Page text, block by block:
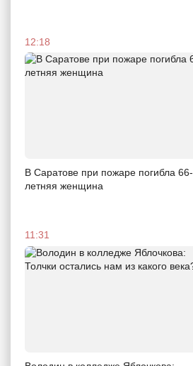
12:18
В Саратове при пожаре погибла 66-
летняя женщина
11:31